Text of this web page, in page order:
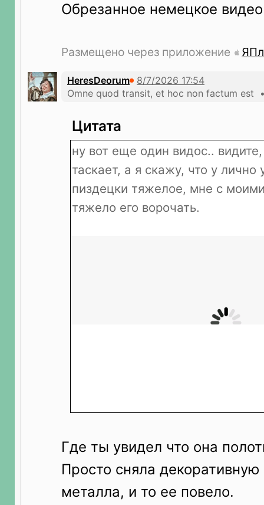
Обрезанное немецкое видео
Размещено через приложение
HeresDeorum
Оmne quod transit, et hoc non factum est
Цитата
ну вот еще один видос..
таскает, а я скажу, что у
пиздецки тяжелое, мне с
тяжело его ворочать.
Где ты увидел что она
Просто сняла декоративную
металла, и то ее повело.